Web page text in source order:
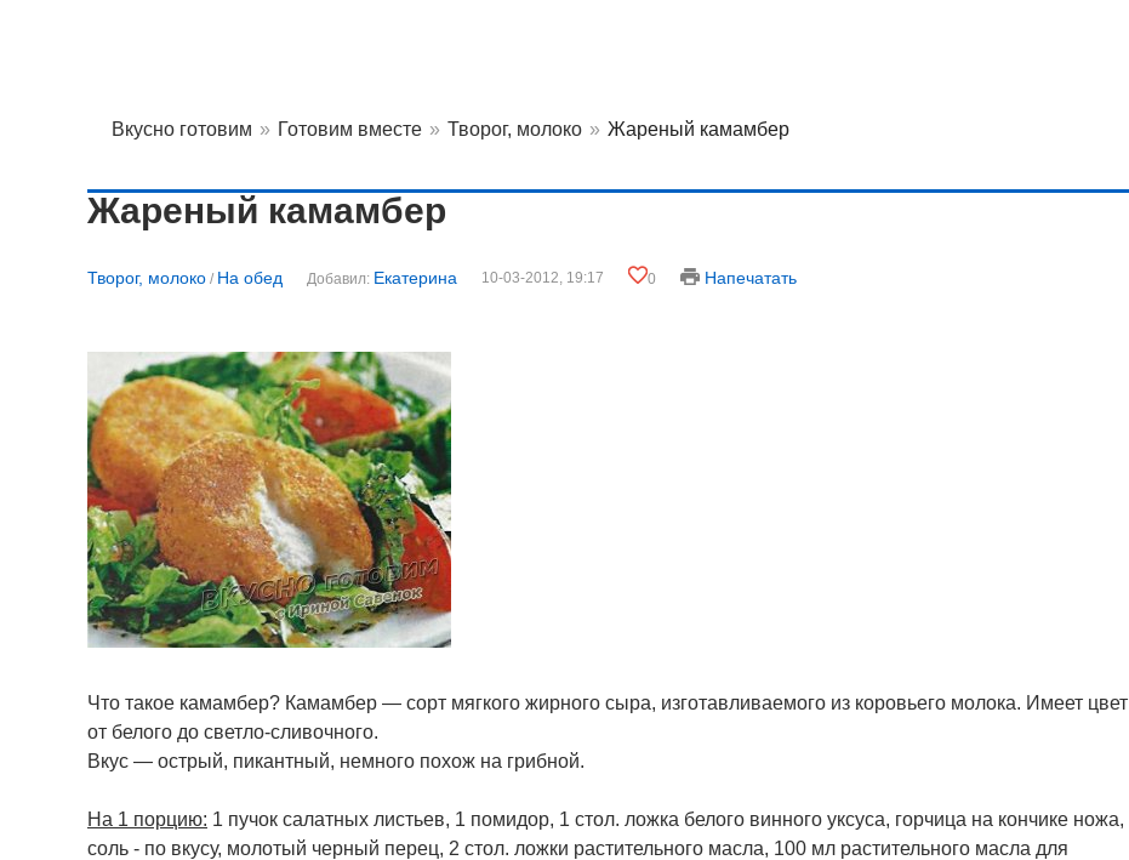
Вкусно готовим » Готовим вместе » Творог, молоко » Жареный камамбер
Жареный камамбер
Творог, молоко / На обед Добавил: Екатерина 10-03-2012, 19:17 0 Напечатать
Что такое камамбер? Камамбер — сорт мягкого жирного сыра, изготавливаемого из коровьего молока. Имеет цвет
от белого до светло-сливочного.
Вкус — острый, пикантный, немного похож на грибной.
На 1 порцию: 1 пучок салатных листьев, 1 помидор, 1 стол. ложка белого винного уксуса, горчица на кончике ножа,
соль - по вкусу, молотый черный перец, 2 стол. ложки растительного масла, 100 мл растительного масла для